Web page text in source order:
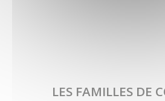
LES FAMILLES DE